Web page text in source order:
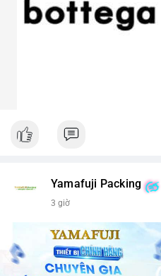
Yamafuji Packing
3 giờ